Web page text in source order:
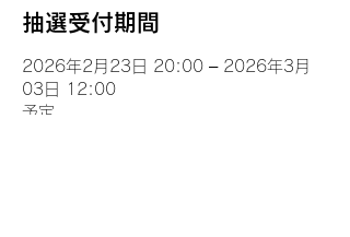
抽選受付期間
2026年2月23日 20:00 – 2026年3月
03日 12:00
予定